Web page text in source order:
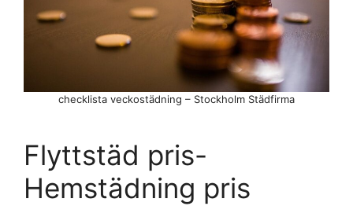
checklista veckostädning – Stockholm Städfirma
Flyttstäd pris-
Hemstädning pris